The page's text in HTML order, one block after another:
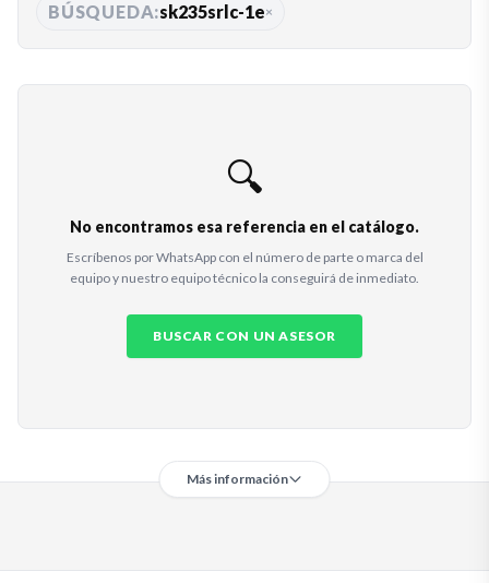
BÚSQUEDA:sk235srlc-1e×
🔍
No encontramos esa referencia en el catálogo.
Escríbenos por WhatsApp con el número de parte o marca del
equipo y nuestro equipo técnico la conseguirá de inmediato.
BUSCAR CON UN ASESOR
Más información